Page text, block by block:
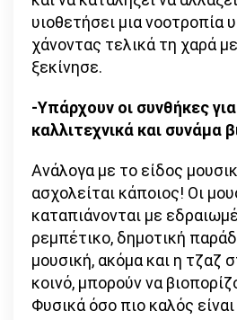
υιοθετήσει μια νοοτροπία
χάνοντας τελικά τη χαρά
ξεκίνησε.
-Υπάρχουν οι συνθήκες
καλλιτεχνικά και συνάμα
Ανάλογα με το είδος
ασχολείται κάποιος! Οι
καταπιάνονται με
ρεμπέτικο, δημοτική
μουσική, ακόμα και η τζαζ
κοινό, μπορούν να
Φυσικά όσο πιο καλός